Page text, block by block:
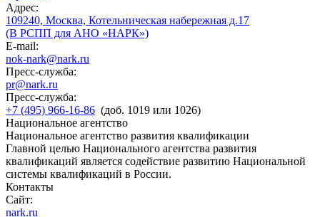
Адрес:
109240, Москва, Котельническая набережная д.17
(В РСПП для АНО «НАРК»)
E-mail:
nok-nark@nark.ru
Пресс-служба:
pr@nark.ru
Пресс-служба:
+7 (495) 966-16-86 (доб. 1019 или 1026)
Национальное агентство
Национальное агентство развития квалификации
Главной целью Национального агентства развития
квалификаций является содействие развитию Национальной
системы квалификаций в России.
Контакты
Сайт:
nark.ru